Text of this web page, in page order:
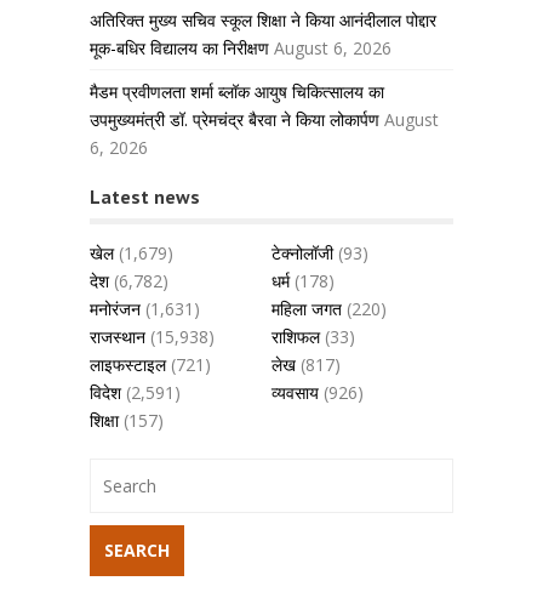
अतिरिक्त मुख्य सचिव स्कूल शिक्षा ने किया आनंदीलाल पोद्दार
मूक-बधिर विद्यालय का निरीक्षण August 6, 2026
मैडम प्रवीणलता शर्मा ब्लॉक आयुष चिकित्सालय का
उपमुख्यमंत्री डॉ. प्रेमचंद्र बैरवा ने किया लोकार्पण August
6, 2026
Latest news
खेल(1,679) टेक्नोलॉजी(93)
देश(6,782) धर्म(178)
मनोरंजन (1,631) महिला जगत (220)
राजस्थान (15,938) राशिफल(33)
लाइफस्टाइल(721) लेख (817)
विदेश(2,591) व्यवसाय (926)
शिक्षा(157)